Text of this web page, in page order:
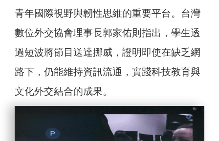
青年國際視野與韌性思維的重要平台。台灣
數位外交協會理事長郭家佑則指出，學生透
過短波將節目送達挪威，證明即使在缺乏網
路下，仍能維持資訊流通，實踐科技教育與
文化外交結合的成果。